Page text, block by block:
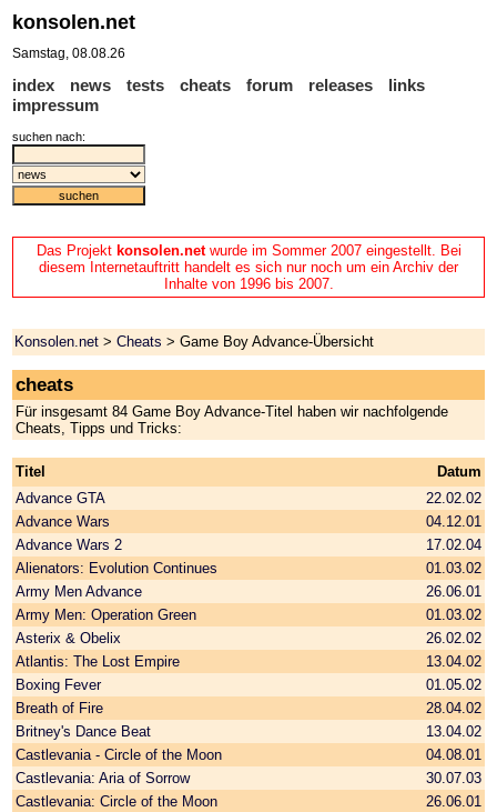
Das Projekt konsolen.netwurde im Sommer 2007 eingestellt. Bei
diesem Internetauftritt handelt es sich nur noch um ein Archiv der
Inhalte von 1996 bis 2007.
Konsolen.net >Cheats > Game Boy Advance-Übersicht
cheats
Für insgesamt 84 Game Boy Advance-Titel haben wir nachfolgende
Cheats, Tipps und Tricks:
Titel
Datum
Advance GTA
22.02.02
Advance Wars
04.12.01
Advance Wars 2
17.02.04
Alienators: Evolution Continues
01.03.02
Army Men Advance
26.06.01
Army Men: Operation Green
01.03.02
Asterix & Obelix
26.02.02
Atlantis: The Lost Empire
13.04.02
Boxing Fever
01.05.02
Breath of Fire
28.04.02
Britney's Dance Beat
13.04.02
Castlevania - Circle of the Moon
04.08.01
Castlevania: Aria of Sorrow
30.07.03
Castlevania: Circle of the Moon
26.06.01
konsolen.net
Samstag, 08.08.26
index news tests cheats forum releases
links
impressum
suchen nach: